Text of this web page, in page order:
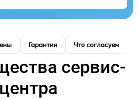
Гарантия Что согласуем
сервис-
центра